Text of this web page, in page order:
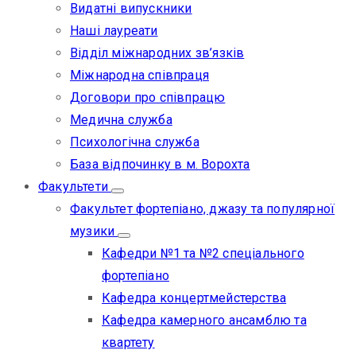
Видатні випускники
Наші лауреати
Відділ міжнародних зв’язків
Міжнародна співпраця
Договори про співпрацю
Медична служба
Психологічна служба
База відпочинку в м. Ворохта
Факультети
Факультет фортепіано, джазу та популярної
музики
Кафедри №1 та №2 спеціального
фортепіано
Кафедра концертмейстерства
Кафедра камерного ансамблю та
квартету